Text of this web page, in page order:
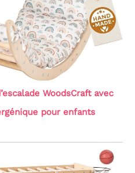
WoodsCraft avec
pour enfants